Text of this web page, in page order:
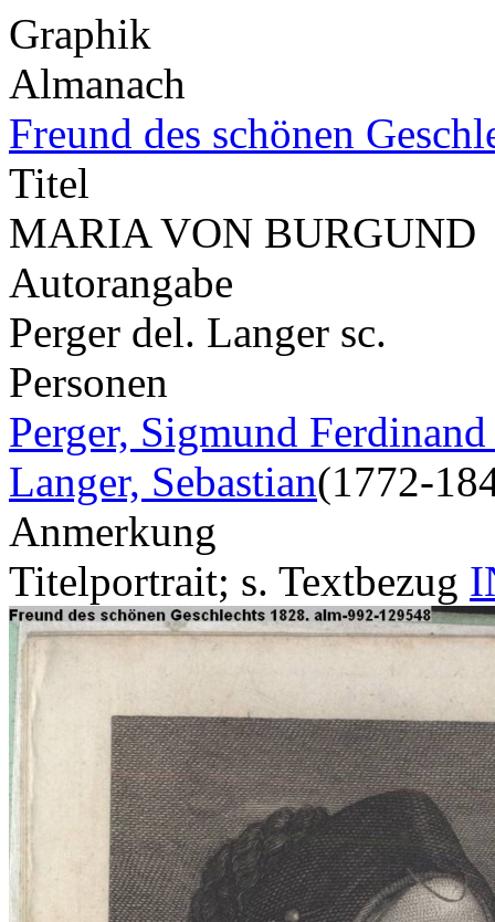
Graphik
Almanach
Freund des schönen
Titel
MARIA VON BURGUND
Autorangabe
Perger del. Langer sc.
Personen
Perger, Sigmund
Langer, Sebastian(1772-
Anmerkung
Titelportrait; s. Textbezug